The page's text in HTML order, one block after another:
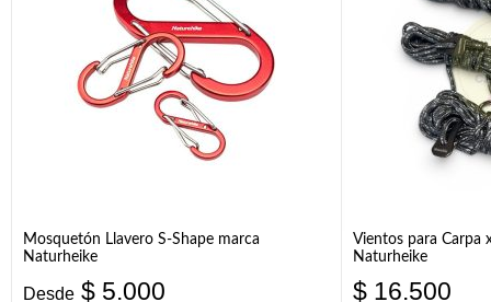
Mosquetón Llavero S-Shape marca
Naturheike
Desde $ 5.000
Vientos para Carpa
Naturheike
$ 16.500